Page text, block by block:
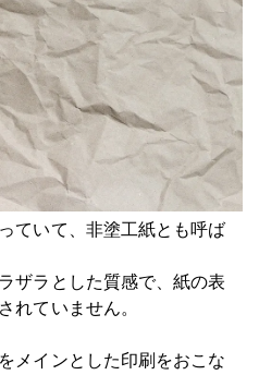
ていて、非塗工紙とも呼ば
ザラとした質感で、紙の表
れていません。
メインとした印刷をおこな